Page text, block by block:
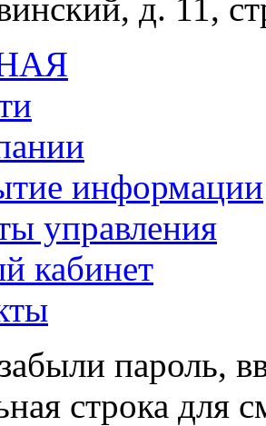
д. 11,
информации
управления
кабинет
пароль,
строка для